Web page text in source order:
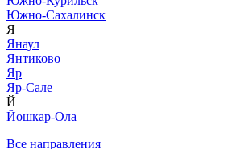
Южно-Сахалинск
Я
Янаул
Янтиково
Яр
Яр-Сале
Й
Йошкар-Ола
Все направления